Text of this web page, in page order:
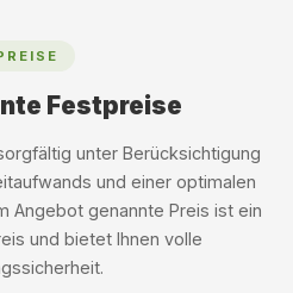
Festpreise
unter Berücksichtigung
und einer optimalen
Angebot genannte Preis ist ein
und bietet Ihnen volle